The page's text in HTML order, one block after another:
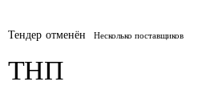
Тендер отменён Несколько поставщиков
ТНП